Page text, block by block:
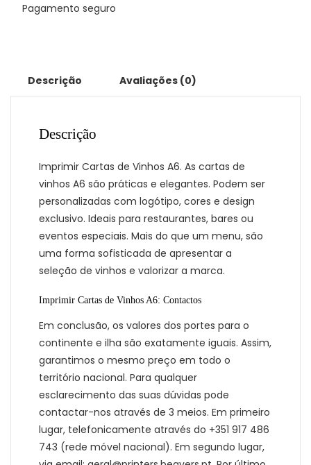
Pagamento seguro
Descrição Avaliações (0)
Descrição
Imprimir Cartas de Vinhos A6. As cartas de
vinhos A6 são práticas e elegantes. Podem ser
personalizadas com logótipo, cores e design
exclusivo. Ideais para restaurantes, bares ou
eventos especiais. Mais do que um menu, são
uma forma sofisticada de apresentar a
seleção de vinhos e valorizar a marca.
Imprimir Cartas de Vinhos A6: Contactos
Em conclusão, os valores dos portes para o
continente e ilha são exatamente iguais. Assim,
garantimos o mesmo preço em todo o
território nacional. Para qualquer
esclarecimento das suas dúvidas pode
contactar-nos através de 3 meios. Em primeiro
lugar, telefonicamente através do +351 917 486
743 (rede móvel nacional). Em segundo lugar,